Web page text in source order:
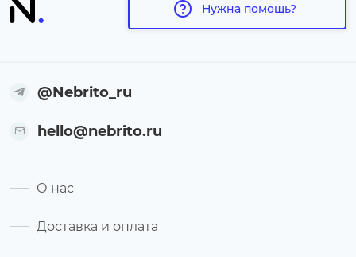
Нужна помощь?
@Nebrito_ru
hello@nebrito.ru
О нас
Доставка и оплата